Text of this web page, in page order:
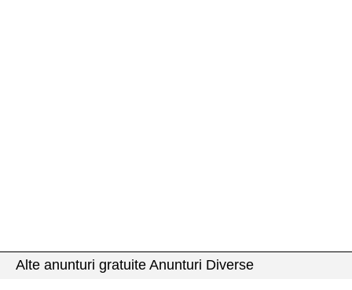
Alte anunturi gratuite Anunturi Diverse